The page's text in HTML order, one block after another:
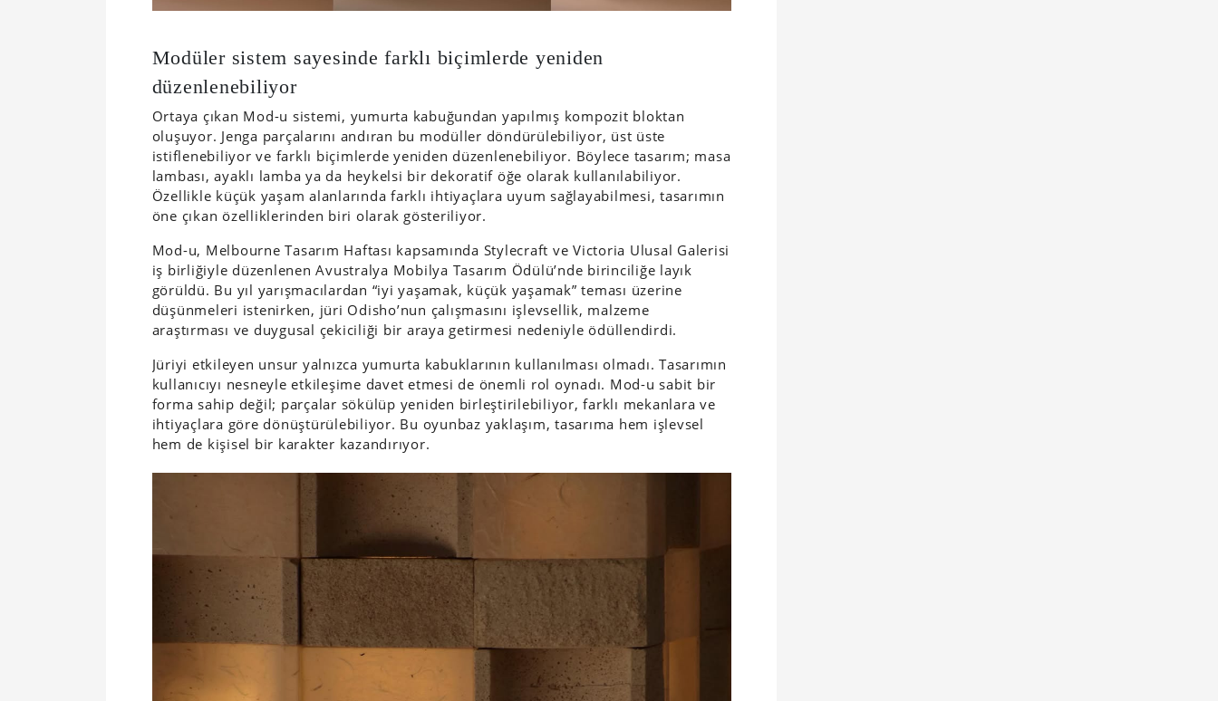
Modüler sistem sayesinde farklı biçimlerde yeniden
düzenlenebiliyor
Ortaya çıkan Mod-u sistemi, yumurta kabuğundan yapılmış kompozit bloktan
oluşuyor. Jenga parçalarını andıran bu modüller döndürülebiliyor, üst üste
istiflenebiliyor ve farklı biçimlerde yeniden düzenlenebiliyor. Böylece tasarım; masa
lambası, ayaklı lamba ya da heykelsi bir dekoratif öğe olarak kullanılabiliyor.
Özellikle küçük yaşam alanlarında farklı ihtiyaçlara uyum sağlayabilmesi, tasarımın
öne çıkan özelliklerinden biri olarak gösteriliyor.
Mod-u, Melbourne Tasarım Haftası kapsamında Stylecraft ve Victoria Ulusal Galerisi
iş birliğiyle düzenlenen Avustralya Mobilya Tasarım Ödülü’nde birinciliğe layık
görüldü. Bu yıl yarışmacılardan “iyi yaşamak, küçük yaşamak” teması üzerine
düşünmeleri istenirken, jüri Odisho’nun çalışmasını işlevsellik, malzeme
araştırması ve duygusal çekiciliği bir araya getirmesi nedeniyle ödüllendirdi.
Jüriyi etkileyen unsur yalnızca yumurta kabuklarının kullanılması olmadı. Tasarımın
kullanıcıyı nesneyle etkileşime davet etmesi de önemli rol oynadı. Mod-u sabit bir
forma sahip değil; parçalar sökülüp yeniden birleştirilebiliyor, farklı mekanlara ve
ihtiyaçlara göre dönüştürülebiliyor. Bu oyunbaz yaklaşım, tasarıma hem işlevsel
hem de kişisel bir karakter kazandırıyor.